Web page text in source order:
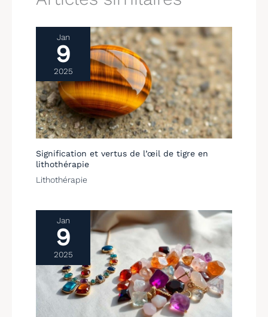
Jan
9
2025
Signification et vertus de l’œil de tigre en
lithothérapie
Lithothérapie
Jan
9
2025